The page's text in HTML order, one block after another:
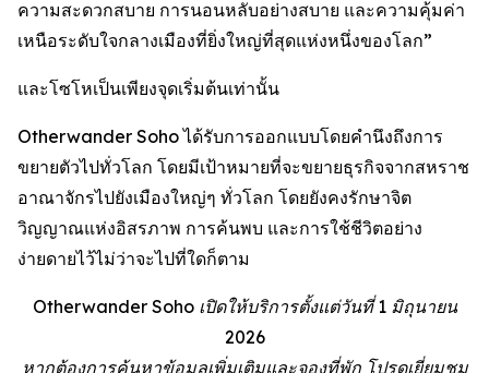
ความสะดวกสบาย การนอนหลับอย่างสบาย และความคุ้มค่า
เหนือระดับใจกลางเมืองที่ยิ่งใหญ่ที่สุดแห่งหนึ่งของโลก”
และโซโหเป็นเพียงจุดเริ่มต้นเท่านั้น
Otherwander Soho ได้รับการออกแบบโดยคำนึงถึงการ
ขยายตัวไปทั่วโลก โดยมีเป้าหมายที่จะขยายธุรกิจจากสหราช
อาณาจักรไปยังเมืองใหญ่ๆ ทั่วโลก โดยยังคงรักษาจิต
วิญญาณแห่งอิสรภาพ การค้นพบ และการใช้ชีวิตอย่าง
ง่ายดายไว้ไม่ว่าจะไปที่ใดก็ตาม
Otherwander Soho เปิดให้บริการตั้งแต่วันที่ 1 มิถุนายน
2026
หากต้องการค้นหาข้อมูลเพิ่มเติมและจองที่พัก โปรดเยี่ยมชม